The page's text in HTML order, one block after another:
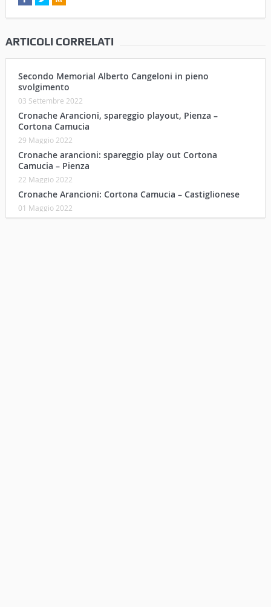
ARTICOLI CORRELATI
Secondo Memorial Alberto Cangeloni in pieno
svolgimento
03 Settembre 2022
Cronache Arancioni, spareggio playout, Pienza –
Cortona Camucia
29 Maggio 2022
Cronache arancioni: spareggio play out Cortona
Camucia – Pienza
22 Maggio 2022
Cronache Arancioni: Cortona Camucia – Castiglionese
01 Maggio 2022